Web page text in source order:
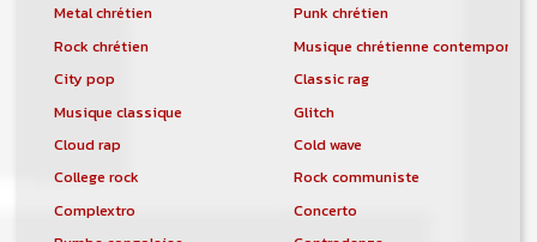
Metal chrétien
Punk chrétien
Rock chrétien
Musique chrétienne
City pop
Classic rag
Musique classique
Glitch
Cloud rap
Cold wave
College rock
Rock communiste
Complextro
Concerto